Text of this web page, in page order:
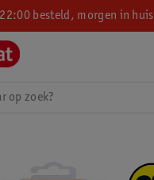
besteld, morgen in huis